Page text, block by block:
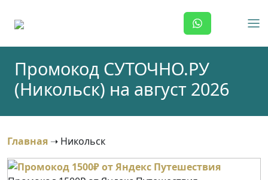
Промокод СУТОЧНО.РУ
(Никольск) на август 2026
Главная ➝ Никольск